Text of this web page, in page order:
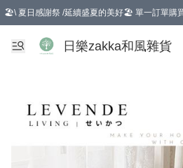
🏖️\ 夏日感謝祭 /延續盛夏的美好🏖️ 單一訂單購
選擇GoGoX住宅/工商地址配送，單一訂單消
日樂zakka和風雜貨